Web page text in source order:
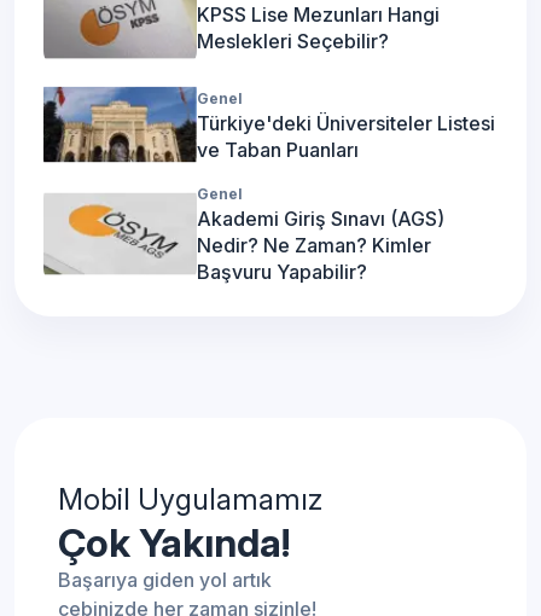
KPSS Lise Mezunları Hangi
Meslekleri Seçebilir?
Genel
Türkiye'deki Üniversiteler Listesi
ve Taban Puanları
Genel
Akademi Giriş Sınavı (AGS)
Nedir? Ne Zaman? Kimler
Başvuru Yapabilir?
Mobil Uygulamamız
Çok Yakında!
Başarıya giden yol artık
cebinizde her zaman sizinle!